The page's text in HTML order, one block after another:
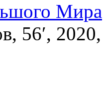
Мира
56′,